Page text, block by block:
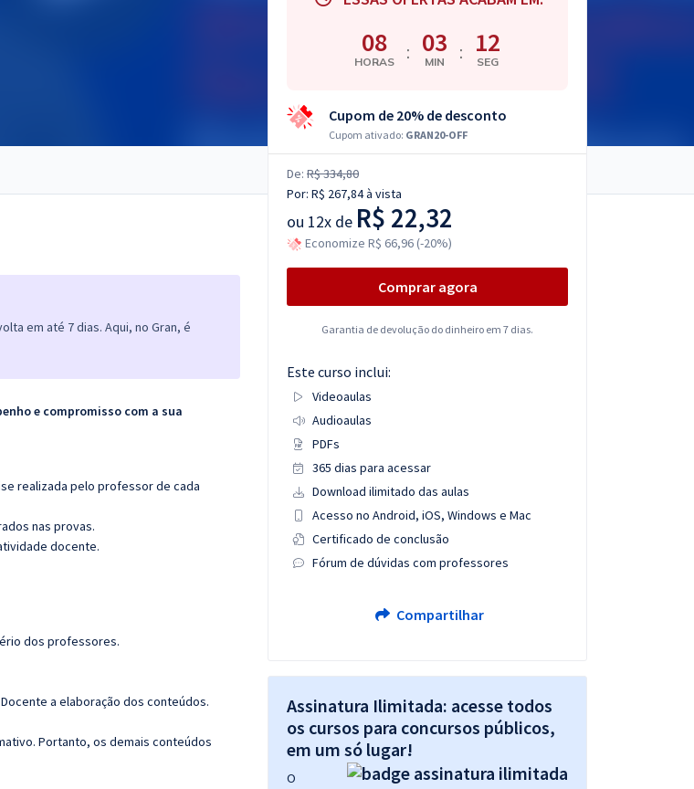
em até 7 dias. Aqui, no Gran, é
e compromisso com a sua
realizada pelo professor de cada
nas provas.
docente.
dos professores.
a elaboração dos conteúdos.
Portanto, os demais conteúdos
08
HORAS : 03
MIN : 11
SEG
Cupom de 20% de desconto
Cupom ativado: GRAN20-OFF
De: R$ 334,80
Por: R$ 267,84à vista
ou 12x de R$ 22,32
Economize R$ 66,96 (-20%)
Comprar agora
Garantia de devolução do dinheiro em 7 dias.
Este curso inclui:
Videoaulas
Audioaulas
PDFs
365 dias para acessar
Download ilimitado das aulas
Acesso no Android, iOS, Windows e Mac
Certificado de conclusão
Fórum de dúvidas com professores
Compartilhar
Assinatura Ilimitada: acesse todos
os cursos para concursos públicos,
em um só lugar!
O